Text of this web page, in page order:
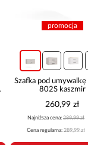
promocja
Szafka pod umywalkę
802S kaszmir
260,99 zł
Najniższa cena: 289,99 zł
Cena regularna: 289,99 zł